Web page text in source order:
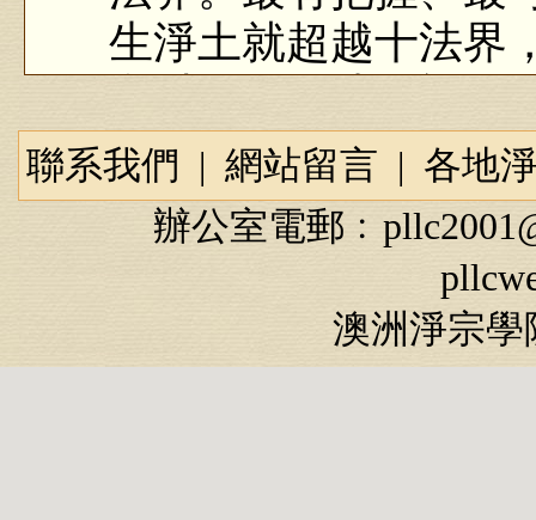
生淨土就超越十法界
只要發心去學，沒有
只有得這種成就，
界虛空界十方諸佛
己不超越，你怎麼
握的，一生能成就的
聯系我們 | 網站留言 | 各地
辦公室電郵﹕
澳洲淨宗學